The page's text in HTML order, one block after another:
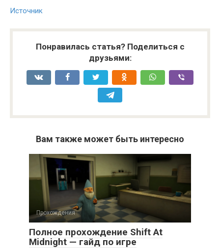
Источник
Понравилась статья? Поделиться с
друзьями:
Вам также может быть интересно
Прохождения
Полное прохождение Shift At
Midnight — гайд по игре